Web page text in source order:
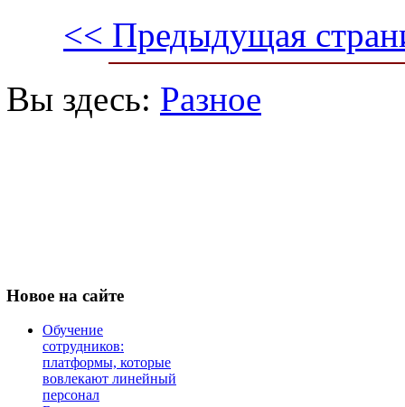
<< Предыдущая
Вы здесь: Разное
Новое на сайте
Обучение
сотрудников:
платформы, которые
вовлекают линейный
персонал